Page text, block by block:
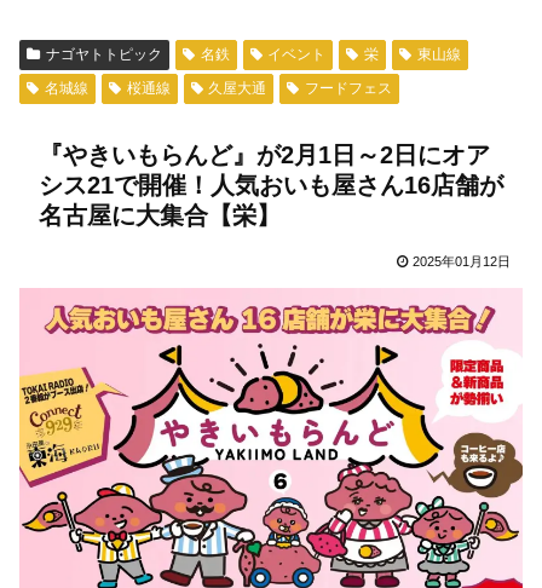
ナゴヤトトピック 名鉄 イベント 栄
東山線
名城線
桜通線 久屋大通 フードフェス
『やきいもらんど』が2月1日～2日にオア
シス21で開催！人気おいも屋さん16店舗が
名古屋に大集合【栄】
2025年01月12日